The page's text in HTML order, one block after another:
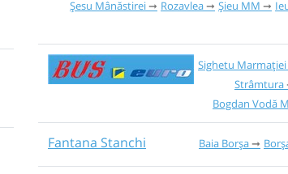
Șesu Mânăstirei
Rozavlea Șieu MM
Sighetu Marmației
Strâmtura
Bogdan Vodă
Fantana Stanchi Baia Borşa